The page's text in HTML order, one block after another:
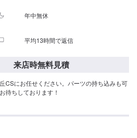
年中無休
平均13時間で返信
来店時無料見積
CSにお任せください。パーツの持ち込みも可
待ちしております！